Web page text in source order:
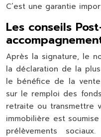
C’est une garantie
Les conseils
Après la signature, le
la déclaration de la
le bénéfice de la
sur le remploi des
retraite ou transmettre
immobilière est
prélèvements